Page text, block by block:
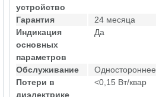
устройство
Гарантия
24 месяца
Индикация
основных
параметров
Да
Обслуживание
Одностороннее
Потери в
диэлектрике
<0,15 Вт/квар